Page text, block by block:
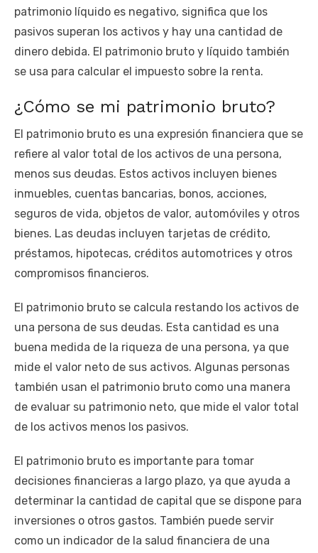
patrimonio líquido es negativo, significa que los
pasivos superan los activos y hay una cantidad de
dinero debida. El patrimonio bruto y líquido también
se usa para calcular el impuesto sobre la renta.
¿Cómo se mi patrimonio bruto?
El patrimonio bruto es una expresión financiera que se
refiere al valor total de los activos de una persona,
menos sus deudas. Estos activos incluyen bienes
inmuebles, cuentas bancarias, bonos, acciones,
seguros de vida, objetos de valor, automóviles y otros
bienes. Las deudas incluyen tarjetas de crédito,
préstamos, hipotecas, créditos automotrices y otros
compromisos financieros.
El patrimonio bruto se calcula restando los activos de
una persona de sus deudas. Esta cantidad es una
buena medida de la riqueza de una persona, ya que
mide el valor neto de sus activos. Algunas personas
también usan el patrimonio bruto como una manera
de evaluar su patrimonio neto, que mide el valor total
de los activos menos los pasivos.
El patrimonio bruto es importante para tomar
decisiones financieras a largo plazo, ya que ayuda a
determinar la cantidad de capital que se dispone para
inversiones o otros gastos. También puede servir
como un indicador de la salud financiera de una